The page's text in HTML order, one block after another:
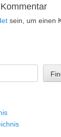
sein, um einen